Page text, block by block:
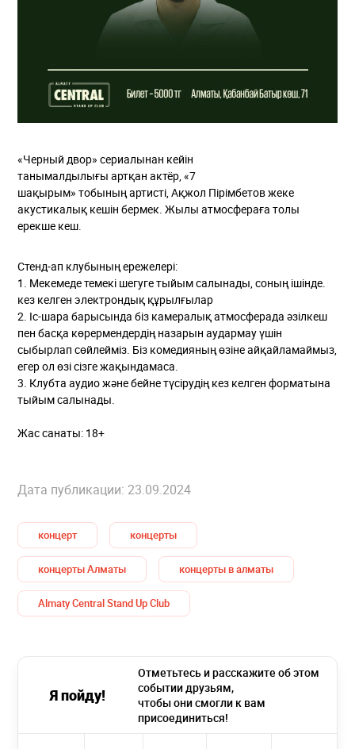
«Черный двор» сериалынан кейін
танымалдылығы артқан актёр, «7
шақырым» тобының артисті, Ақжол Пірімбетов жеке
акустикалық кешін бермек. Жылы атмосфераға толы
ерекше кеш.
Стенд-ап клубының ережелері:
1. Мекемеде темекі шегуге тыйым салынады, соның ішінде.
кез келген электрондық құрылғылар
2. Іс-шара барысында біз камералық атмосферада әзілкеш
пен басқа көрермендердің назарын аудармау үшін
сыбырлап сөйлейміз. Біз комедияның өзіне айқайламаймыз,
егер ол өзі сізге жақындамаса.
3. Клубта аудио және бейне түсірудің кез келген форматына
тыйым салынады.
Жас санаты: 18+
Дата публикации: 23.09.2024
концерт концерты
концерты Алматы концерты в алматы
Almaty Central Stand Up Club
Я пойду!
Отметьтесь и расскажите об этом
событии друзьям,
чтобы они смогли к вам
присоединиться!